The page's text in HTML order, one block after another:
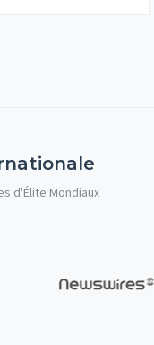
d'Élite Mondiaux